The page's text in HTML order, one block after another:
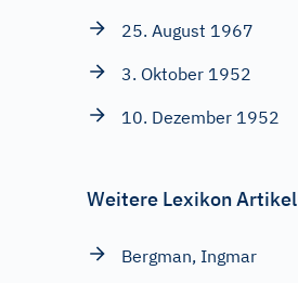
25. August 1967
3. Oktober 1952
10. Dezember 1952
Weitere Lexikon Artikel
Bergman, Ingmar